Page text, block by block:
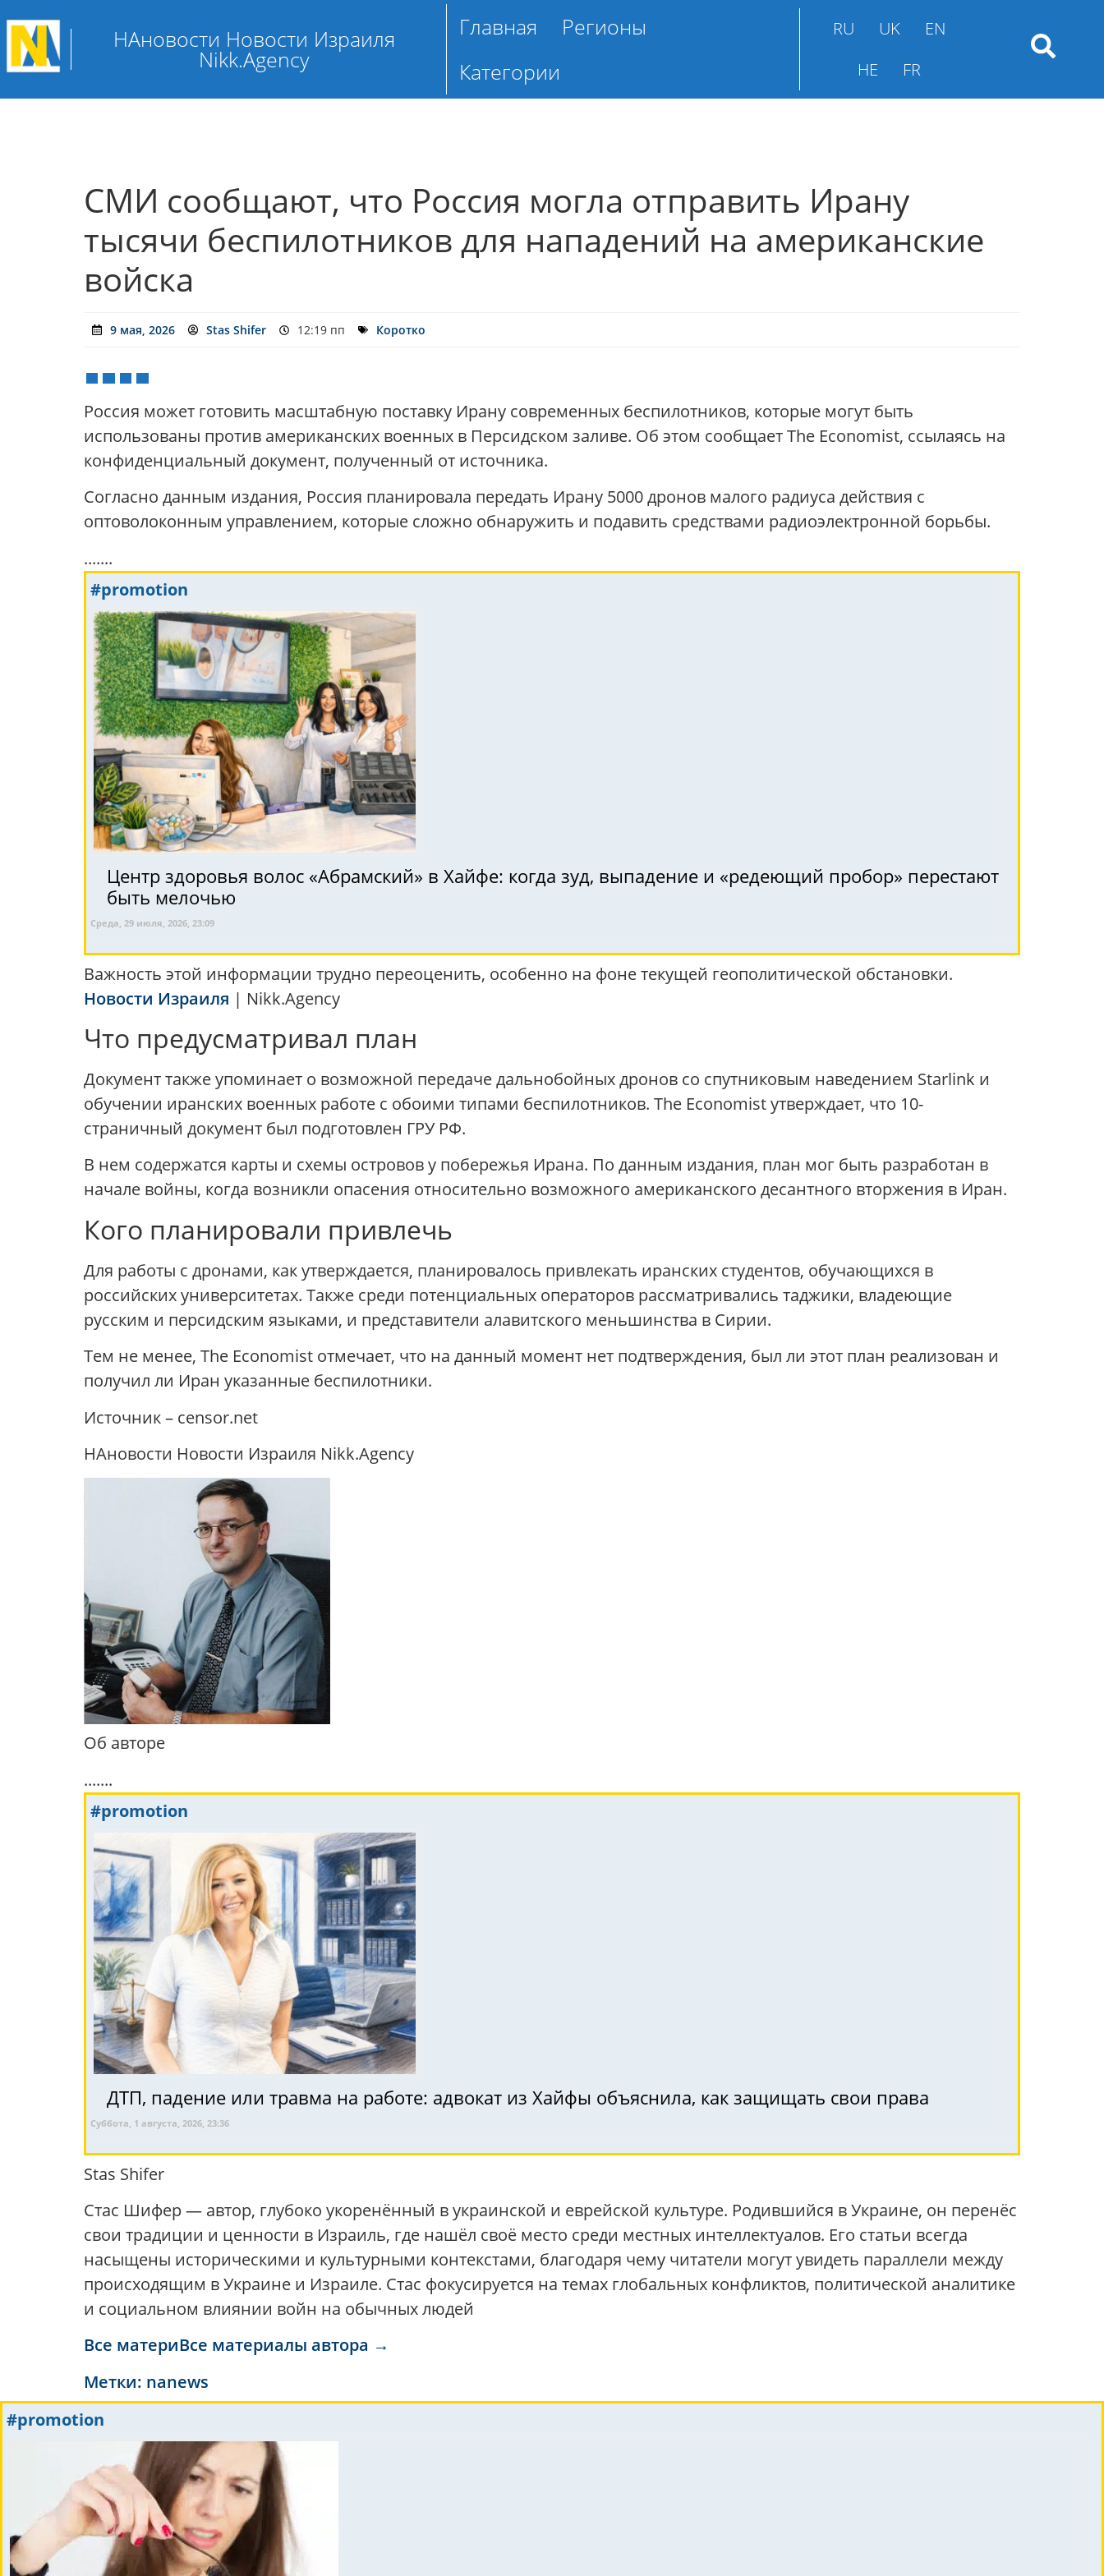
НАновости Новости Израиля
Nikk.Agency
Главная
Регионы
Категории
RU UK
EN
HE
FR
СМИ сообщают, что Россия могла отправить Ирану
тысячи беспилотников для нападений на американские
войска
9 мая, 2026 Stas Shifer 12:19 пп Коротко
Россия может готовить масштабную поставку Ирану современных беспилотников, которые могут быть
использованы против американских военных в Персидском заливе. Об этом сообщает The Economist, ссылаясь на
конфиденциальный документ, полученный от источника.
Согласно данным издания, Россия планировала передать Ирану 5000 дронов малого радиуса действия с
оптоволоконным управлением, которые сложно обнаружить и подавить средствами радиоэлектронной борьбы.
.......
#promotion
Центр здоровья волос «Абрaмский» в Хайфе: когда зуд, выпадение и «редеющий пробор» перестают
быть мелочью
Среда, 29 июля, 2026, 23:09
Важность этой информации трудно переоценить, особенно на фоне текущей геополитической обстановки.
Новости Израиля | Nikk.Agency
Что предусматривал план
Документ также упоминает о возможной передаче дальнобойных дронов со спутниковым наведением Starlink и
обучении иранских военных работе с обоими типами беспилотников. The Economist утверждает, что 10-
страничный документ был подготовлен ГРУ РФ.
В нем содержатся карты и схемы островов у побережья Ирана. По данным издания, план мог быть разработан в
начале войны, когда возникли опасения относительно возможного американского десантного вторжения в Иран.
Кого планировали привлечь
Для работы с дронами, как утверждается, планировалось привлекать иранских студентов, обучающихся в
российских университетах. Также среди потенциальных операторов рассматривались таджики, владеющие
русским и персидским языками, и представители алавитского меньшинства в Сирии.
Тем не менее, The Economist отмечает, что на данный момент нет подтверждения, был ли этот план реализован и
получил ли Иран указанные беспилотники.
Источник – censor.net
НАновости Новости Израиля Nikk.Agency
Об авторе
.......
#promotion
ДТП, падение или травма на работе: адвокат из Хайфы объяснила, как защищать свои права
Суббота, 1 августа, 2026, 23:36
Stas Shifer
Стас Шифер — автор, глубоко укоренённый в украинской и еврейской культуре. Родившийся в Украине, он перенёс
свои традиции и ценности в Израиль, где нашёл своё место среди местных интеллектуалов. Его статьи всегда
насыщены историческими и культурными контекстами, благодаря чему читатели могут увидеть параллели между
происходящим в Украине и Израиле. Стас фокусируется на темах глобальных конфликтов, политической аналитике
и социальном влиянии войн на обычных людей
Все материВсе материалы автора →
Метки: nanews
#promotion